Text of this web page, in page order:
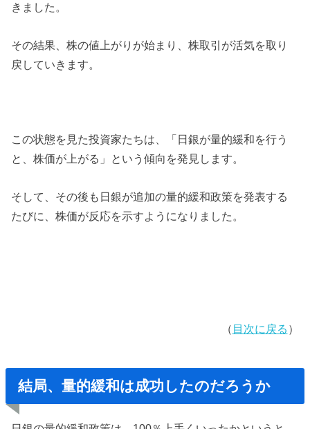
きました。
その結果、株の値上がりが始まり、株取引が活気を取り
戻していきます。
この状態を見た投資家たちは、「日銀が量的緩和を行う
と、株価が上がる」という傾向を発見します。
そして、その後も日銀が追加の量的緩和政策を発表する
たびに、株価が反応を示すようになりました。
（ 目次に戻る ）
結局、量的緩和は成功したのだろうか